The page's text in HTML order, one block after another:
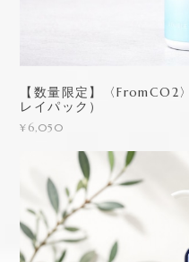
【数量限定】〈FromCO2
レイパック）
¥6,050